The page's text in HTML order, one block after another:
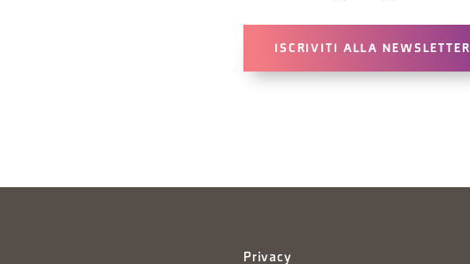
ISCRIVITI ALLA NEWSLETTER
Privacy